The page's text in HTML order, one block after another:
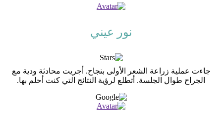
نور عيني
جاءت عملية زراعة الشعر الأولى بنجاح. أجريت محادثة ودية مع
الجراح طوال الجلسة. أتطلع لرؤية النتائج التي كنت أحلم بها.